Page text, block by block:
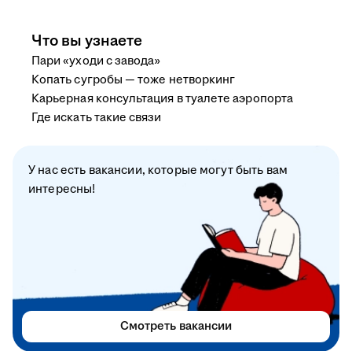
Что вы узнаете
Пари «уходи с завода»
Копать сугробы — тоже нетворкинг
Карьерная консультация в туалете аэропорта
Где искать такие связи
У нас есть вакансии, которые могут быть вам
интересны!
Смотреть вакансии